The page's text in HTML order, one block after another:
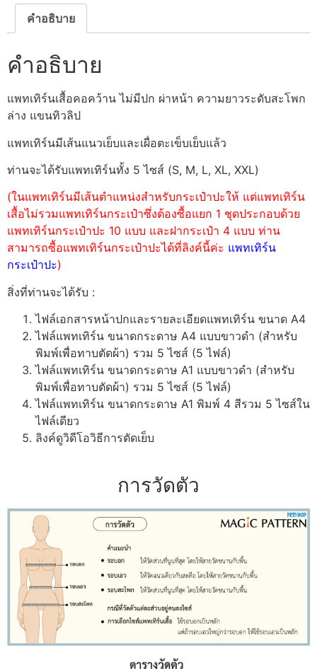
คำอธิบาย
คำอธิบาย
แพทเทิร์นเสื้อคอคว้าน ไม่มีปก ผ่าหน้า ความยาวระดับสะโพก
ล่าง แขนทิวลิป
แพทเทิร์นมีเส้นแนวเย็บและเผื่อตะเข็บเย็บแล้ว
ท่านจะได้รับแพทเทิร์นทั้ง 5 ไซส์ (S, M, L, XL, XXL)
(ในแพทเทิร์นมีเส้นตำแหน่งสำหรับกระเป๋าปะให้ แต่แพทเทิร์น
เสื้อไม่รวมแพทเทิร์นกระเป๋าซึ่งต้องซื้อแยก 1 ชุดประกอบด้วย
แพทเทิร์นกระเป๋าปะ 10 แบบ และฝากระเป๋า 4 แบบ ท่าน
สามารถซื้อแพทเทิร์นกระเป๋าปะได้ที่ลิงค์นี้ค่ะ แพทเทิร์น
กระเป๋าปะ)
สิ่งที่ท่านจะได้รับ :
ไฟล์เอกสารหน้าปกและรายละเอียดแพทเทิร์น ขนาด A4
ไฟล์แพทเทิร์น ขนาดกระดาษ A4 แบบขาวดำ (สำหรับ
พิมพ์เพื่อทาบตัดผ้า) รวม 5 ไซส์ (5 ไฟล์)
ไฟล์แพทเทิร์น ขนาดกระดาษ A1 แบบขาวดำ (สำหรับ
พิมพ์เพื่อทาบตัดผ้า) รวม 5 ไซส์ (5 ไฟล์)
ไฟล์แพทเทิร์น ขนาดกระดาษ A1 พิมพ์ 4 สีรวม 5 ไซส์ใน
ไฟล์เดียว
ลิงค์ดูวิดีโอวิธีการตัดเย็บ
การวัดตัว